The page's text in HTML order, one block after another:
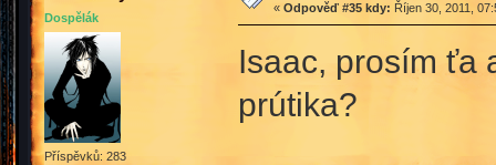
Dospělák
Příspěvků: 283
« Odpověď #35 kdy: Říjen 30, 2011,
Isaac, prosím ťa
prútika?